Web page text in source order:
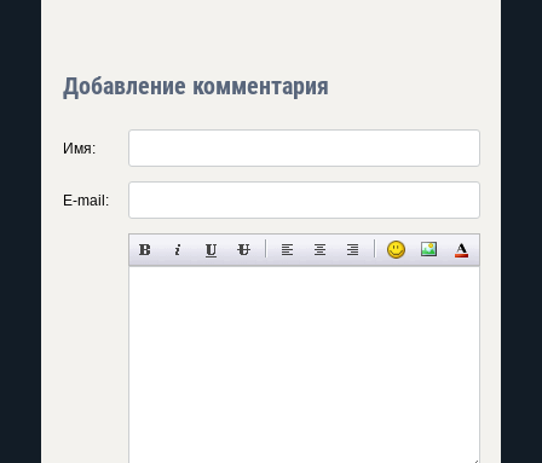
Добавление комментария
Имя:
E-mail: